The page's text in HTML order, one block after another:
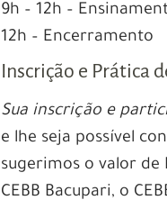
9h – 12h –
12h – Encerramento
Inscrição e Prática
Sua inscrição e
e lhe seja possível
sugerimos o valor de
CEBB Bacupari, o